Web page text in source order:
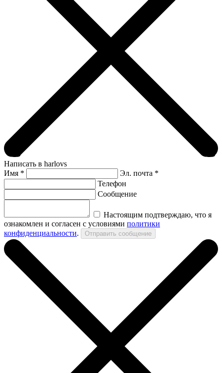
Написать в harlovs
Имя *
Эл. почта *
Телефон
Сообщение
Настоящим подтверждаю, что я
ознакомлен и согласен с условиями политики
конфиденциальности.